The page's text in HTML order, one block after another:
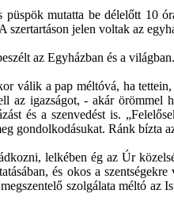
mutatta be délelőtt 10
szertartáson jelen voltak az
az Egyházban és a
válik a pap méltóvá, ha
az igazságot, - akár
és a szenvedést is.
gondolkodásukat. Ránk bízta
lelkében ég az Úr
és okos a
szolgálata méltó az